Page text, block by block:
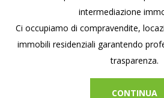
intermediazione
Ci occupiamo di compravendite,
immobili residenziali garantendo
trasparenza.
CONTINUA